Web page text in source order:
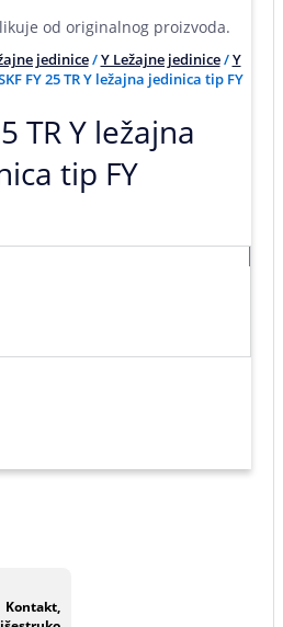
od originalnog proizvoda.
jedinice/Y Ležajne jedinice/Y
FY 25 TR Y ležajna jedinica tip FY
TR Y ležajna
tip FY
Kontakt,